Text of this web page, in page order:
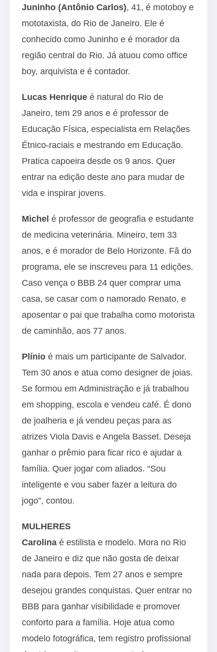
Juninho (Antônio Carlos), 41, é motoboy e
mototaxista, do Rio de Janeiro. Ele é
conhecido como Juninho e é morador da
região central do Rio. Já atuou como office
boy, arquivista e é contador.
Lucas Henrique é natural do Rio de
Janeiro, tem 29 anos e é professor de
Educação Física, especialista em Relações
Étnico-raciais e mestrando em Educação.
Pratica capoeira desde os 9 anos. Quer
entrar na edição deste ano para mudar de
vida e inspirar jovens.
Michel é professor de geografia e estudante
de medicina veterinária. Mineiro, tem 33
anos, e é morador de Belo Horizonte. Fã do
programa, ele se inscreveu para 11 edições.
Caso vença o BBB 24 quer comprar uma
casa, se casar com o namorado Renato, e
aposentar o pai que trabalha como motorista
de caminhão, aos 77 anos.
Plínio é mais um participante de Salvador.
Tem 30 anos e atua como designer de joias.
Se formou em Administração e já trabalhou
em shopping, escola e vendeu café. É dono
de joalheria e já vendeu peças para as
atrizes Viola Davis e Angela Basset. Deseja
ganhar o prêmio para ficar rico e ajudar a
família. Quer jogar com aliados. “Sou
inteligente e vou saber fazer a leitura do
jogo”, contou.
MULHERES
Carolina é estilista e modelo. Mora no Rio
de Janeiro e diz que não gosta de deixar
nada para depois. Tem 27 anos e sempre
desejou grandes conquistas. Quer entrar no
BBB para ganhar visibilidade e promover
conforto para a família. Hoje atua como
modelo fotográfica, tem registro profissional